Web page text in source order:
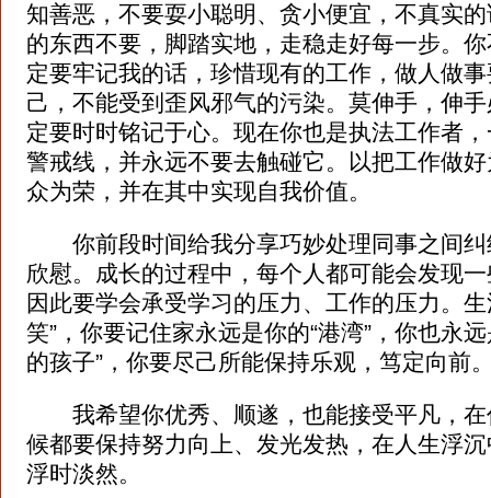
知善恶，不要耍小聪明、贪小便宜，不真实
的东西不要，脚踏实地，走稳走好每一步。
定要牢记我的话，珍惜现有的工作，做人做
己，不能受到歪风邪气的污染。莫伸手，伸
定要时时铭记于心。现在你也是执法工作者
警戒线，并永远不要去触碰它。以把工作做
众为荣，并在其中实现自我价值。
你前段时间给我分享巧妙处理同事之间纠
欣慰。成长的过程中，每个人都可能会发现
因此要学会承受学习的压力、工作的压力。
笑”，你要记住家永远是你的“港湾”，你也永
的孩子”，你要尽己所能保持乐观，笃定向前
我希望你优秀、顺遂，也能接受平凡，在
候都要保持努力向上、发光发热，在人生浮
浮时淡然。